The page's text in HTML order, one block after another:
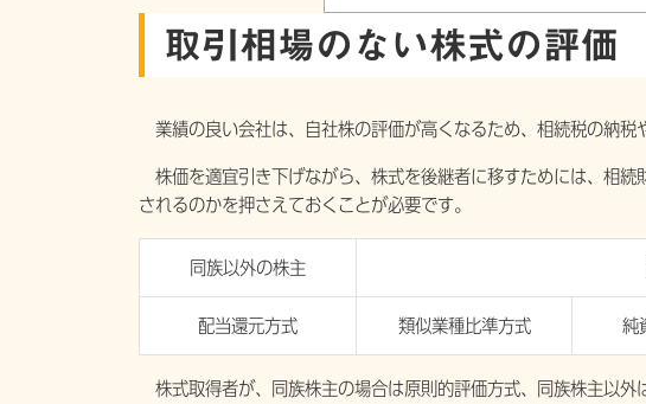
取引相場のない株式の評価
業績の良い会社は、自社株の評価が高くなるため、相続税の納
株価を適宜引き下げながら、株式を後継者に移すためには、相続
されるのかを押さえておくことが必要です。
同族以外の株主
配当還元方式 類似業種比準方式 純
株式取得者が、同族株主の場合は原則的評価方式、同族株主以外